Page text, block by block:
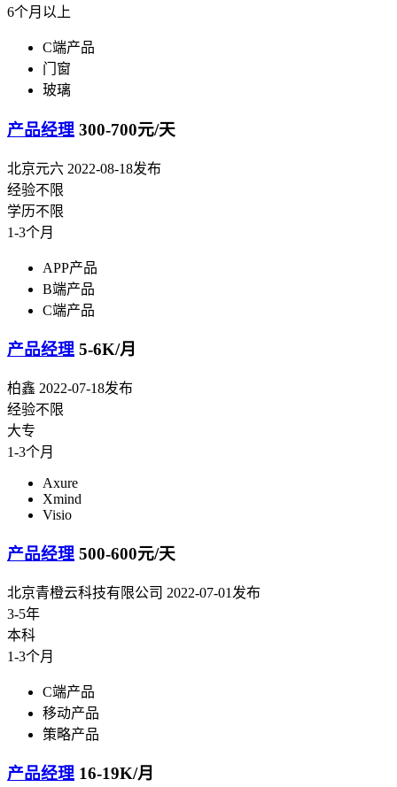
6个月以上
C端产品
门窗
玻璃
产品经理 300-700元/天
北京元六 2022-08-18发布
经验不限
学历不限
1-3个月
APP产品
B端产品
C端产品
产品经理 5-6K/月
柏鑫 2022-07-18发布
经验不限
大专
1-3个月
Axure
Xmind
Visio
产品经理 500-600元/天
北京青橙云科技有限公司 2022-07-01发布
3-5年
本科
1-3个月
C端产品
移动产品
策略产品
产品经理 16-19K/月